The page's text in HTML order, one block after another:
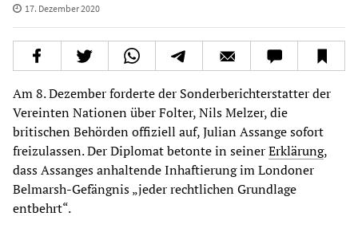
17. Dezember 2020
Am 8. Dezember forderte der Sonderberichterstatter der
Vereinten Nationen über Folter, Nils Melzer, die
britischen Behörden offiziell auf, Julian Assange sofort
freizulassen. Der Diplomat betonte in seinerErklärung,
dass Assanges anhaltende Inhaftierung im Londoner
Belmarsh-Gefängnis „jeder rechtlichen Grundlage
entbehrt“.